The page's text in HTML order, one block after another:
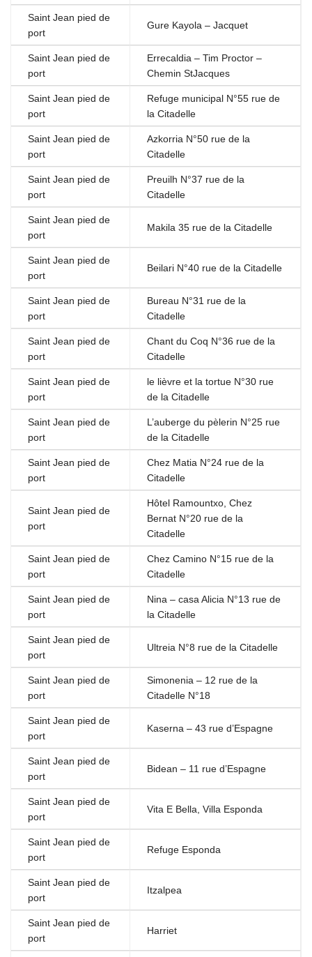
Saint Jean pied de
port
Gure Kayola – Jacquet
Saint Jean pied de
port
Errecaldia – Tim Proctor –
Chemin StJacques
Saint Jean pied de
port
Refuge municipal N°55 rue de
la Citadelle
Saint Jean pied de
port
Azkorria N°50 rue de la
Citadelle
Saint Jean pied de
port
Preuilh N°37 rue de la
Citadelle
Saint Jean pied de
port
Makila 35 rue de la Citadelle
Saint Jean pied de
port
Beilari N°40 rue de la Citadelle
Saint Jean pied de
port
Bureau N°31 rue de la
Citadelle
Saint Jean pied de
port
Chant du Coq N°36 rue de la
Citadelle
Saint Jean pied de
port
le lièvre et la tortue N°30 rue
de la Citadelle
Saint Jean pied de
port
L’auberge du pèlerin N°25 rue
de la Citadelle
Saint Jean pied de
port
Chez Matia N°24 rue de la
Citadelle
Saint Jean pied de
port
Hôtel Ramountxo, Chez
Bernat N°20 rue de la
Citadelle
Saint Jean pied de
port
Chez Camino N°15 rue de la
Citadelle
Saint Jean pied de
port
Nina – casa Alicia N°13 rue de
la Citadelle
Saint Jean pied de
port
Ultreia N°8 rue de la Citadelle
Saint Jean pied de
port
Simonenia – 12 rue de la
Citadelle N°18
Saint Jean pied de
port
Kaserna – 43 rue d’Espagne
Saint Jean pied de
port
Bidean – 11 rue d’Espagne
Saint Jean pied de
port
Vita E Bella, Villa Esponda
Saint Jean pied de
port
Refuge Esponda
Saint Jean pied de
port
Itzalpea
Saint Jean pied de
port
Harriet